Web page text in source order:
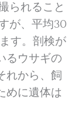
られること
が、平均30
す。剖検が
るウサギの
れから、飼
めに遺体は